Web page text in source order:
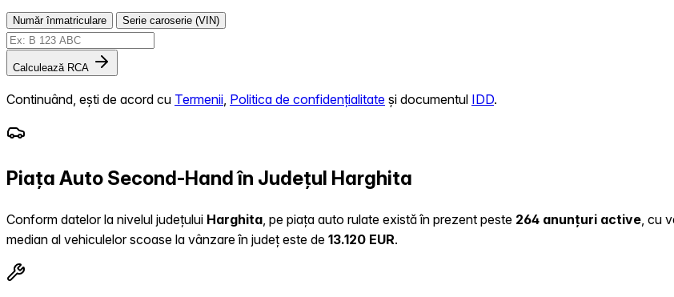
Număr înmatriculare Serie caroserie (VIN)
Calculează RCA
Continuând, ești de acord cu Termenii Politica de confidențialitate și documentul IDD.
Piața Auto Second-Hand în Județul Harghita
Conform datelor la nivelul județului Harghita , pe piața auto rulate există în prezent peste 264 anunțuri active , cu
median al vehiculelor scoase la vânzare în județ este de 13.120 EUR.